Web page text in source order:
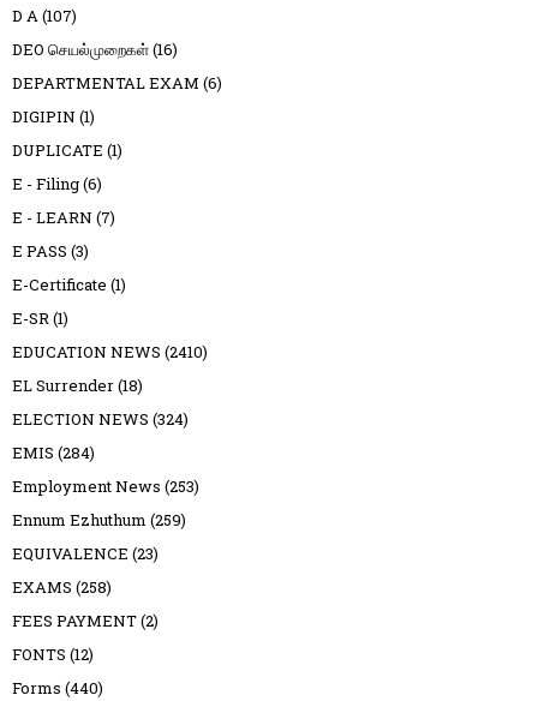
D A(107)
DEO செயல்முறைகள்(16)
DEPARTMENTAL EXAM (6)
DIGIPIN (1)
DUPLICATE (1)
E - Filing(6)
E - LEARN (7)
E PASS (3)
E-Certificate (1)
E-SR(1)
EDUCATION NEWS (2410)
EL Surrender(18)
ELECTION NEWS (324)
EMIS (284)
Employment News (253)
Ennum Ezhuthum (259)
EQUIVALENCE (23)
EXAMS (258)
FEES PAYMENT(2)
FONTS (12)
Forms (440)